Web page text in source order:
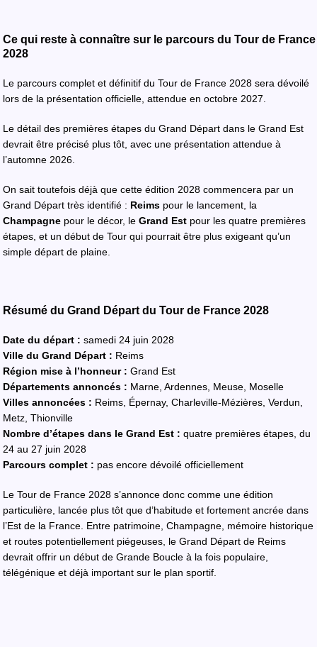
Ce qui reste à connaître sur le parcours du Tour de France
2028
Le parcours complet et définitif du Tour de France 2028 sera dévoilé
lors de la présentation officielle, attendue en octobre 2027.
Le détail des premières étapes du Grand Départ dans le Grand Est
devrait être précisé plus tôt, avec une présentation attendue à
l’automne 2026.
On sait toutefois déjà que cette édition 2028 commencera par un
Grand Départ très identifié : Reims pour le lancement, la
Champagne pour le décor, le Grand Est pour les quatre premières
étapes, et un début de Tour qui pourrait être plus exigeant qu’un
simple départ de plaine.
Résumé du Grand Départ du Tour de France 2028
Date du départ : samedi 24 juin 2028
Ville du Grand Départ : Reims
Région mise à l’honneur : Grand Est
Départements annoncés : Marne, Ardennes, Meuse, Moselle
Villes annoncées : Reims, Épernay, Charleville-Mézières, Verdun,
Metz, Thionville
Nombre d’étapes dans le Grand Est : quatre premières étapes, du
24 au 27 juin 2028
Parcours complet : pas encore dévoilé officiellement
Le Tour de France 2028 s’annonce donc comme une édition
particulière, lancée plus tôt que d’habitude et fortement ancrée dans
l’Est de la France. Entre patrimoine, Champagne, mémoire historique
et routes potentiellement piégeuses, le Grand Départ de Reims
devrait offrir un début de Grande Boucle à la fois populaire,
télégénique et déjà important sur le plan sportif.